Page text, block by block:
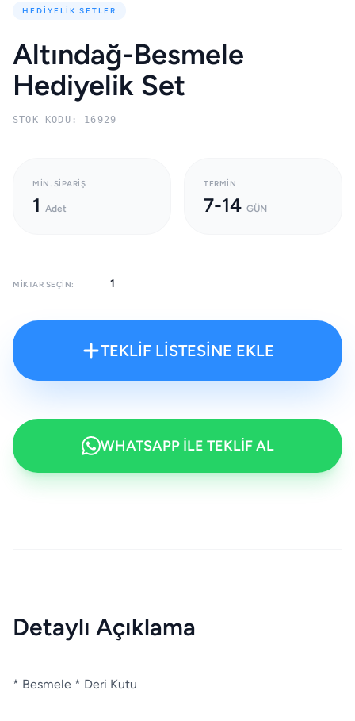
HEDIYELIK SETLER
Altındağ-Besmele
Hediyelik Set
STOK KODU: 16929
MIN. SIPARIŞ
1 Adet
TERMIN
7-14 GÜN
MIKTAR SEÇIN:
TEKLİF LİSTESİNE EKLE
WHATSAPP İLE TEKLİF AL
Detaylı Açıklama
* Besmele * Deri Kutu